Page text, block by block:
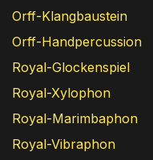
Orff-Klangbaustein
Orff-Handpercussion
Royal-Glockenspiel
Royal-Xylophon
Royal-Marimbaphon
Royal-Vibraphon